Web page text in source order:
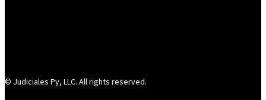
© Judiciales Py, LLC. All rights reserved.